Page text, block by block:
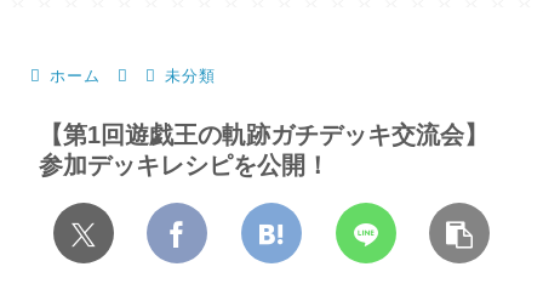
ホーム 未分類
【第1回遊戯王の軌跡ガチデッキ交流会】
参加デッキレシピを公開！